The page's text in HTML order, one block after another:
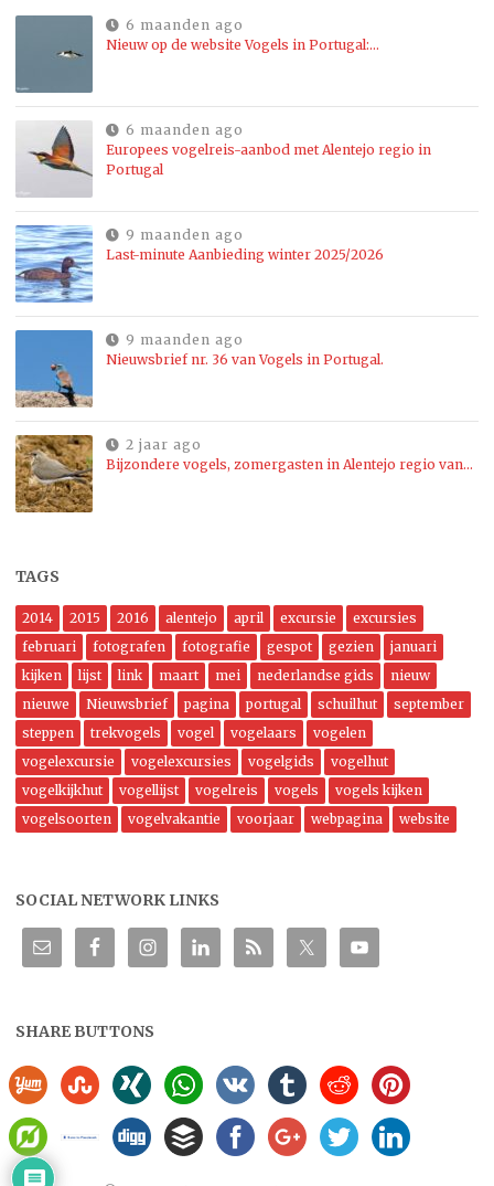
6 maanden ago
Nieuw op de website Vogels in Portugal:…
6 maanden ago
Europees vogelreis-aanbod met Alentejo regio in
Portugal
9 maanden ago
Last-minute Aanbieding winter 2025/2026
9 maanden ago
Nieuwsbrief nr. 36 van Vogels in Portugal.
2 jaar ago
Bijzondere vogels, zomergasten in Alentejo regio van…
TAGS
2014 2015 2016 alentejo april excursie
excursies
februari
fotografen fotografie gespot gezien
januari
kijken
lijst link maart mei nederlandse gids
nieuw
nieuwe
Nieuwsbrief pagina portugal schuilhut
september
steppen
trekvogels vogel vogelaars
vogelen
vogelexcursie
vogelexcursies vogelgids
vogelhut
vogelkijkhut
vogellijst vogelreis vogels
vogels kijken
vogelsoorten
vogelvakantie voorjaar webpagina website
SOCIAL NETWORK LINKS
SHARE BUTTONS